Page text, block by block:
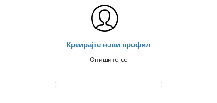
Креирајте нови профил
Опишите се